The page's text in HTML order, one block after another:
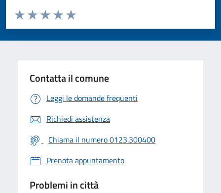
Valuta da 1 a 5 stelle la pagina
Valuta 5 stelle su 5
Valuta 4 stelle su 5
Valuta 3 stelle su 5
Valuta 2 stelle su 5
Valuta 1 stelle su 5
Contatta il comune
Leggi le domande frequenti
Richiedi assistenza
Chiama il numero 0123.300400
Prenota appuntamento
Problemi in città